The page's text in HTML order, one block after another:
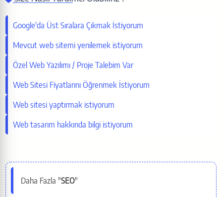
X (Twitter)
LinkedIn
WhatsApp
Google'da Üst Sıralara Çıkmak İstiyorum
Mevcut web sitemi yenilemek istiyorum
Özel Web Yazılımı / Proje Talebim Var
Web Sitesi Fiyatlarını Öğrenmek İstiyorum
Web sitesi yaptırmak istiyorum
Web tasarım hakkında bilgi istiyorum
Daha Fazla "SEO"